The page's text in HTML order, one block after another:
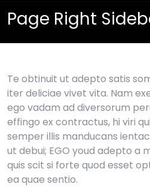
Coupon
Buy
Page Right
Te obtinuit ut adepto satis
iter deliciae vivet vita. Nam
ego vadam ad diversorum
effingo ex contractus, hi viri
semper illis manducans
ut debui; EGO youd adepto a
quis scit si forte quod esset
ea quae sentio.